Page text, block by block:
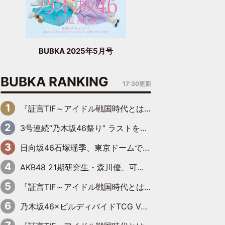
BUBKA 2025年5月号
BUBKA RANKING 17:30更新
『証言TIF～アイドル戦国時代とはなんだったのか～』第6回：でんぱ組.inc・古川未鈴×相沢梨紗「『ハロプロやりたかったな』って言ったら、夢眠ねむさんに『てめえはでんぱ組．incなんだよ！』って肩パンされて(笑)」
3号連続“乃木坂46祭り” ラストを飾るのは賀喜遥香…5年ぶりの登場に「5年分大人になった私を見ていただけたら」
日向坂46石塚瑶季、東京ドームで“観戦バレ”！ ナイツ・塙も認めた「巨人に詳しすぎるアイドル」は元VENUSスクール生で杉内コーチ推し⁉
AKB48 21期研究生・森川優、可愛さもある大人の女性に
『証言TIF～アイドル戦国時代とはなんだったのか～』第10回：さくら学院・武藤彩未×飯田らうら「正直、中3で辞めるというのを信じてなくて。そう言われてはいたけど、嘘でしょって」
乃木坂46×ビルディバイドTCG Vol.2公開 賀喜遥香＆田村真佑が『京まふ』ステージに登壇